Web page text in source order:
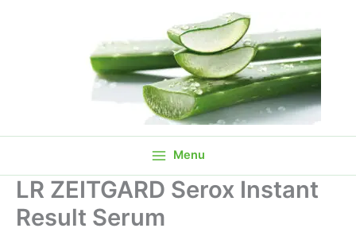
Menu
LR ZEITGARD Serox Instant
Result Serum